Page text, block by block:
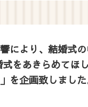
により、 結婚式
をあきらめてほ
を企画致しまし